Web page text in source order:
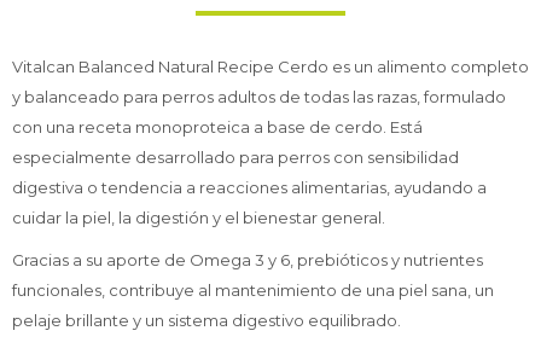
Vitalcan Balanced Natural Recipe Cerdo es un alimento completo
y balanceado para perros adultos de todas las razas, formulado
con una receta monoproteica a base de cerdo. Está
especialmente desarrollado para perros con sensibilidad
digestiva o tendencia a reacciones alimentarias, ayudando a
cuidar la piel, la digestión y el bienestar general.
Gracias a su aporte de Omega 3 y 6, prebióticos y nutrientes
funcionales, contribuye al mantenimiento de una piel sana, un
pelaje brillante y un sistema digestivo equilibrado.